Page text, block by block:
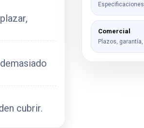
cubrir.
Comercial
Plazos,